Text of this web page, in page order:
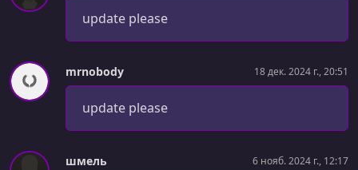
update please
mrnobody 18 дек. 2024 г., 20:51
update please
шмель 6 нояб. 2024 г., 12:17